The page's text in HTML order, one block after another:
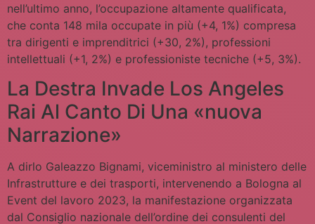
nell’ultimo anno, l’occupazione altamente qualificata,
che conta 148 mila occupate in più (+4, 1%) compresa
tra dirigenti e imprenditrici (+30, 2%), professioni
intellettuali (+1, 2%) e professioniste tecniche (+5, 3%).
La Destra Invade Los Angeles
Rai Al Canto Di Una «nuova
Narrazione»
A dirlo Galeazzo Bignami, viceministro al ministero delle
Infrastrutture e dei trasporti, intervenendo a Bologna al
Event del lavoro 2023, la manifestazione organizzata
dal Consiglio nazionale dell’ordine dei consulenti del